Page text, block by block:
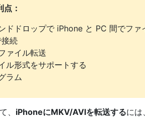
：
ドドロップで iPhone と PC 間でファ
続
ァイル転送
ル形式をサポートする
ラム
、 iPhoneにMKV/AVIを転送するには